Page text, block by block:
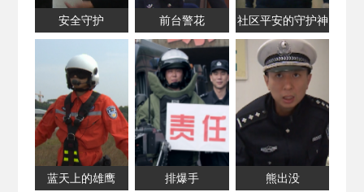
安全守护 前台警花 社区平安的守护神
蓝天上的雄鹰 排爆手 熊出没